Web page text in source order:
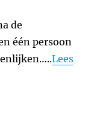
de
één persoon
Lees